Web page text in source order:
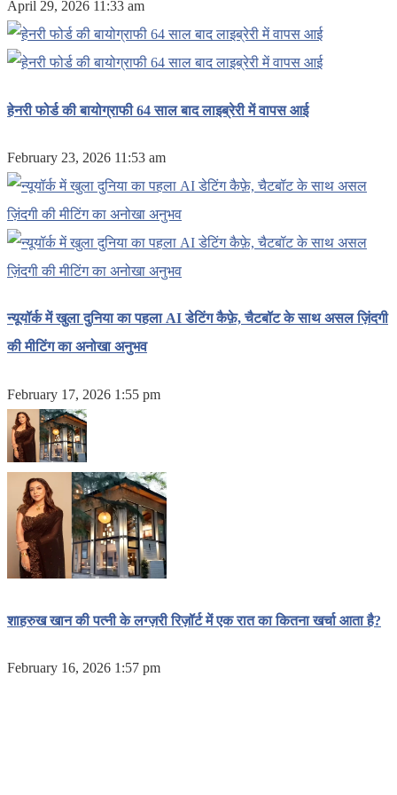
April 29, 2026 11:33 am
हेनरी फोर्ड की बायोग्राफी 64 साल बाद लाइब्रेरी में वापस आई
February 23, 2026 11:53 am
न्यूयॉर्क में खुला दुनिया का पहला AI डेटिंग कैफ़े, चैटबॉट के साथ असल ज़िंदगी
की मीटिंग का अनोखा अनुभव
February 17, 2026 1:55 pm
शाहरुख खान की पत्नी के लग्ज़री रिज़ॉर्ट में एक रात का कितना खर्चा आता है?
February 16, 2026 1:57 pm